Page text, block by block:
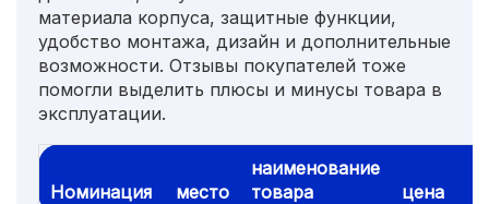
материала корпуса, защитные функции,
удобство монтажа, дизайн и дополнительные
возможности. Отзывы покупателей тоже
помогли выделить плюсы и минусы товара в
эксплуатации.
Номинация место
наименование
товара
цена